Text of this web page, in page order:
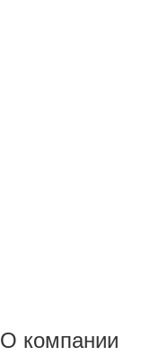
О компании